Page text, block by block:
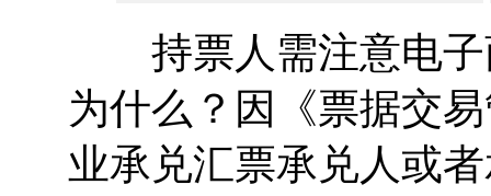
持票人需注意电子
为什么？因《票据交
业承兑汇票承兑人或